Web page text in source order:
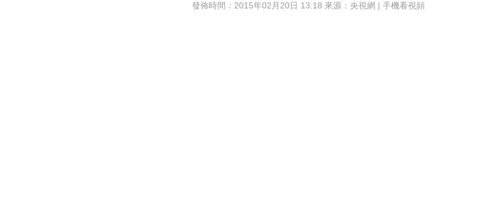
發佈時間：2015年02月20日 13:18 來源：央視網 | 手機看視頻